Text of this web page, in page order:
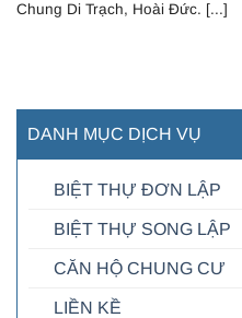
Chung Di Trạch, Hoài Đức. [...]
DANH MỤC DỊCH VỤ
BIỆT THỰ ĐƠN LẬP
BIỆT THỰ SONG LẬP
CĂN HỘ CHUNG CƯ
LIỀN KỀ